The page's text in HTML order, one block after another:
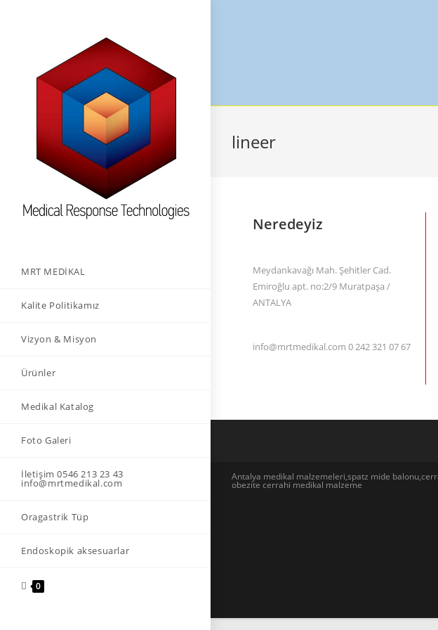
MRT MEDİKAL
Kalite Politikamız
Vizyon & Misyon
Ürünler
Medikal Katalog
Foto Galeri
İletişim 0546 213 23 43
info@mrtmedikal.com
Oragastrik Tüp
Endoskopik aksesuarlar
0
lineer
Neredeyiz
Meydankavağı Mah. Şehitler Cad.
Emiroğlu apt. no:2/9 Muratpaşa /
ANTALYA
info@mrtmedikal.com 0 242 321 07 67
Antalya medikal malzemeleri,spatz mide
obezite cerrahi medikal malzeme